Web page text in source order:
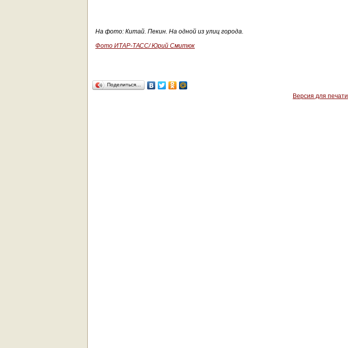
На фото: Китай. Пекин. На одной из улиц города.
Фото ИТАР-ТАСС/ Юрий Смитюк
Поделиться…
Версия для печати